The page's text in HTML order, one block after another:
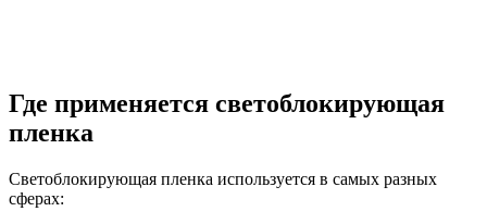
Где применяется светоблокирующая
пленка
Светоблокирующая пленка используется в самых разных
сферах: